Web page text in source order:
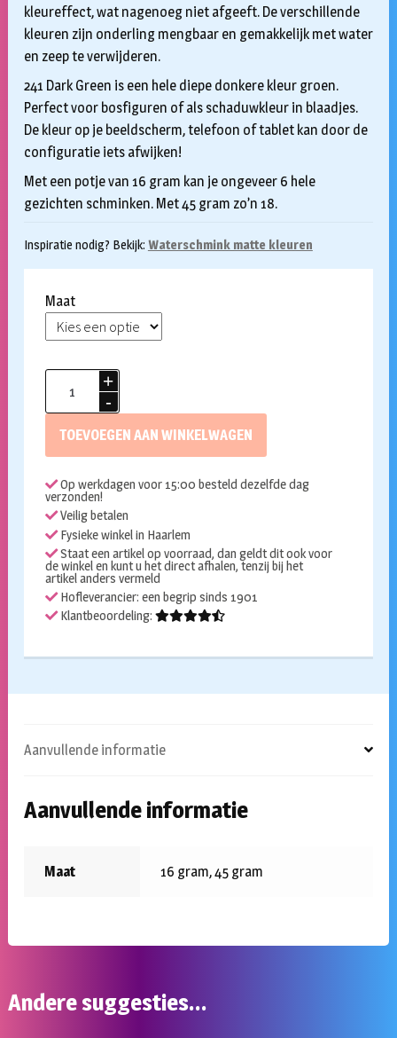
kleureffect, wat nagenoeg niet afgeeft. De verschillende
kleuren zijn onderling mengbaar en gemakkelijk met water
en zeep te verwijderen.
241 Dark Green is een hele diepe donkere kleur groen.
Perfect voor bosfiguren of als schaduwkleur in blaadjes.
De kleur op je beeldscherm, telefoon of tablet kan door de
configuratie iets afwijken!
Met een potje van 16 gram kan je ongeveer 6 hele
gezichten schminken. Met 45 gram zo’n 18.
Inspiratie nodig? Bekijk: Waterschmink matte kleuren
Maat
waterschmink
aantal
TOEVOEGEN AAN WINKELWAGEN
Op werkdagen voor 15:00 besteld dezelfde dag
verzonden!
Veilig betalen
Fysieke winkel in Haarlem
Staat een artikel op voorraad, dan geldt dit ook voor
de winkel en kunt u het direct afhalen, tenzij bij het
artikel anders vermeld
Hofleverancier: een begrip sinds 1901
Klantbeoordeling:
Aanvullende informatie
Aanvullende informatie
Maat 16 gram, 45 gram
Andere suggesties…